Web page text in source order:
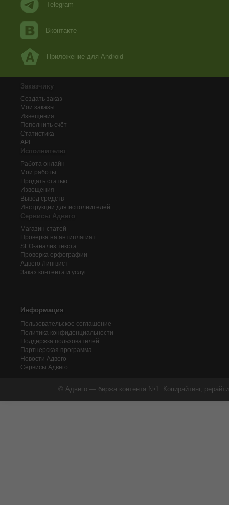
Telegram
Вконтакте
Приложение для Android
Заказчику
Создать заказ
Мои заказы
Извещения
Пополнить счёт
Статистика
API
Исполнителю
Работа онлайн
Мои работы
Продать статью
Извещения
Вывод средств
Инструкции для исполнителей
Сервисы Адвего
Магазин статей
Проверка на антиплагиат
SEO-анализ текста
Проверка орфографии
Адвего Лингвист
Заказ контента и услуг
Информация
Пользовательское соглашение
Политика конфиденциальности
Поддержка пользователей
Партнерская программа
Новости Адвего
Сервисы Адвего
© Адвего — биржа контента №1. Копирайтинг,